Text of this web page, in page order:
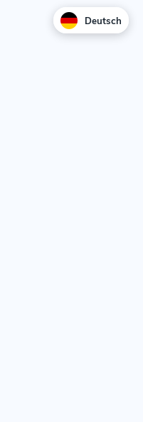
Deutsch